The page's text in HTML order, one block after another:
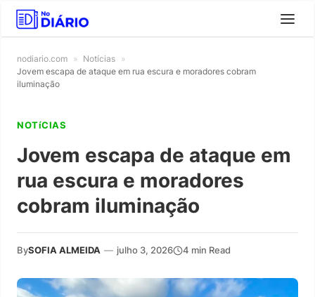
nodiario.com » Notícias »
Jovem escapa de ataque em rua escura e moradores cobram
iluminação
NOTíCIAS
Jovem escapa de ataque em
rua escura e moradores
cobram iluminação
BySOFIA ALMEIDA — julho 3, 2026 4 min Read